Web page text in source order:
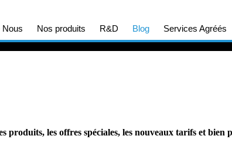
Nous Nos produits R&D Blog Services Agréés
produits, les offres spéciales, les nouveaux tarifs et bien